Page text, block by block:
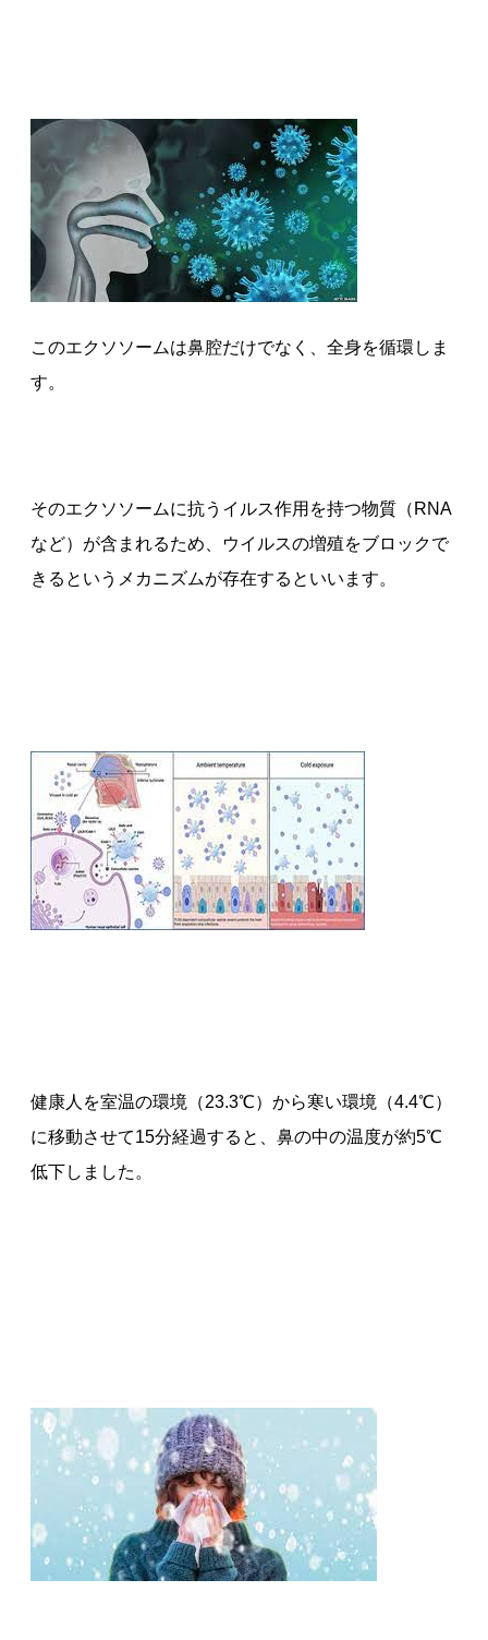
このエクソソームは鼻腔だけでなく、全身を循環しま
す。
そのエクソソームに抗うイルス作用を持つ物質（RNA
など）が含まれるため、ウイルスの増殖をブロックで
きるというメカニズムが存在するといいます。
健康人を室温の環境（23.3℃）から寒い環境（4.4℃）
に移動させて15分経過すると、鼻の中の温度が約5℃
低下しました。